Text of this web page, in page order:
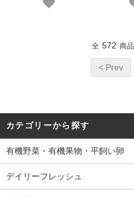
全 572 商品
< Prev
カテゴリーから探す
有機野菜・有機果物・平飼い卵
デイリーフレッシュ